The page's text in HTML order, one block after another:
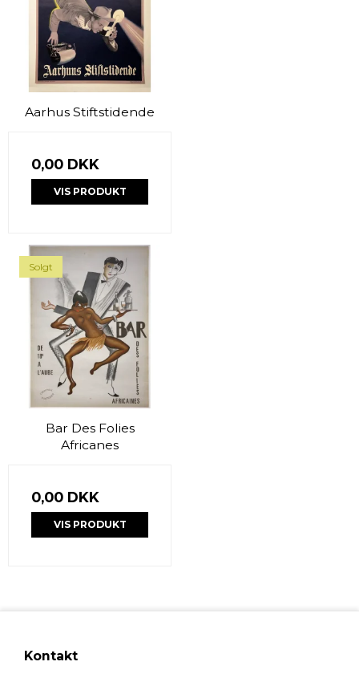
Aarhus Stiftstidende
0,00 DKK
VIS PRODUKT
Solgt
Bar Des Folies
Africanes
0,00 DKK
VIS PRODUKT
Kontakt